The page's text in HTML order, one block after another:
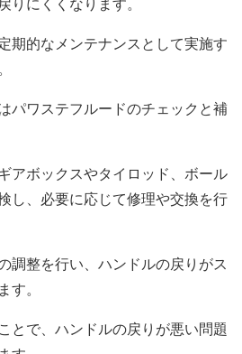
りにくくなります。
期的なメンテナンスとして実施す
パワステフルードのチェックと補
アボックスやタイロッド、ボール
し、必要に応じて修理や交換を行
調整を行い、ハンドルの戻りがス
す。
とで、ハンドルの戻りが悪い問題